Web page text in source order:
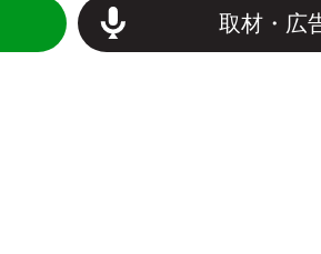
取材・広